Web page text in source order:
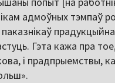
адмоўных тэмпаў
Гэта кажа пра
і прадпрыемствы,